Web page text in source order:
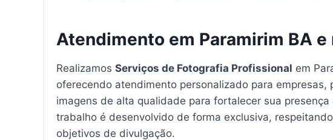
Atendimento em Paramirim BA e
Realizamos Serviços de Fotografia Profissional em
oferecendo atendimento personalizado para
imagens de alta qualidade para fortalecer sua
trabalho é desenvolvido de forma exclusiva,
objetivos de divulgação.